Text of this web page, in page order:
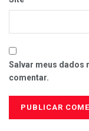
Salvar meus dados
comentar.